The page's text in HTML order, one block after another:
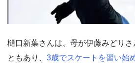
樋口新葉さんは、母が伊藤みどりさ
ともあり、 3歳でスケートを習い始